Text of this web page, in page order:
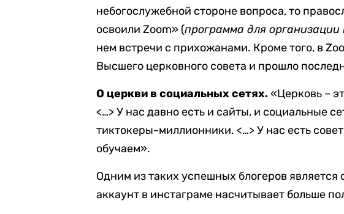
небогослужебной стороне вопроса, то
освоили Zoom» (программа для
нем встречи с прихожанами. Кроме того, в
Высшего церковного совета и прошло
О церкви в социальных сетях.«Церковь –
<…> У нас давно есть и сайты, и социальные
тиктокеры-миллионники. <…> У нас есть
обучаем».
Одним из таких успешных блогеров является
аккаунт в инстаграме насчитывает больше